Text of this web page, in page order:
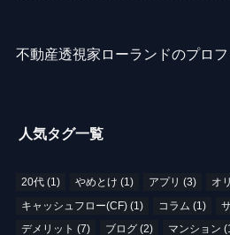
不動産透視家ローランドのプロ
人気タグ一覧
20代(1) やめとけ (1) アプリ (3) オ
キャッシュフロー(CF)(1) コラム (1)
デメリット (7) ブログ (2) マンション